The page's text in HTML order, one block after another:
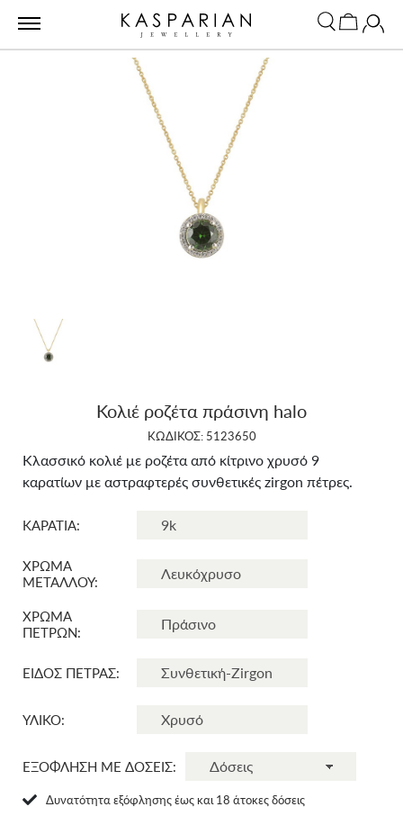
Κολιέ ροζέτα πράσινη halo
ΚΩΔΙΚΟΣ: 5123650
Κλασσικό κολιέ με ροζέτα από κίτρινο χρυσό 9
καρατίων με αστραφτερές συνθετικές zirgon πέτρες.
ΚΑΡΑΤΙΑ:
ΧΡΩΜΑ
ΜΕΤΑΛΛΟΥ:
ΧΡΩΜΑ
ΠΕΤΡΩΝ:
ΕΙΔΟΣ ΠΕΤΡΑΣ:
ΥΛΙΚΟ:
ΕΞΟΦΛΗΣΗ ΜΕ ΔΟΣΕΙΣ:
Δυνατότητα εξόφλησης έως και 18 άτοκες δόσεις